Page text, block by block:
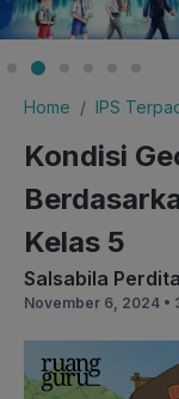
Home IPS
Kondisi
Kelas 5
Salsabila
November 6, 2024 •